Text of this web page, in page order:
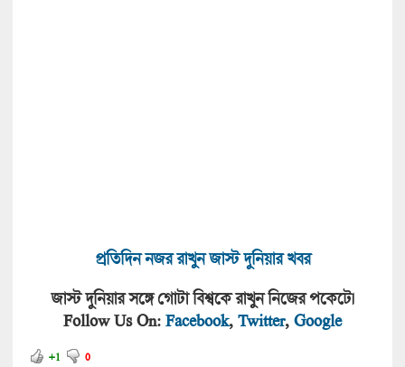
প্রতিদিন নজর রাখুন জাস্ট দুনিয়ার খবর
জাস্ট দুনিয়ার সঙ্গে গোটা বিশ্বকে রাখুন নিজের পকেটে।
Follow Us On: Facebook, Twitter, Google
+1 0